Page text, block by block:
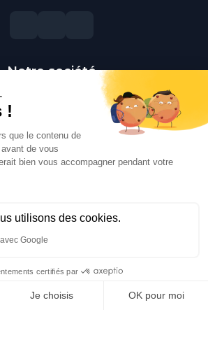
Notre société
générales de vente
Paiement sécurisé
Besoin d'aide ?
Contactez-nous
Contact